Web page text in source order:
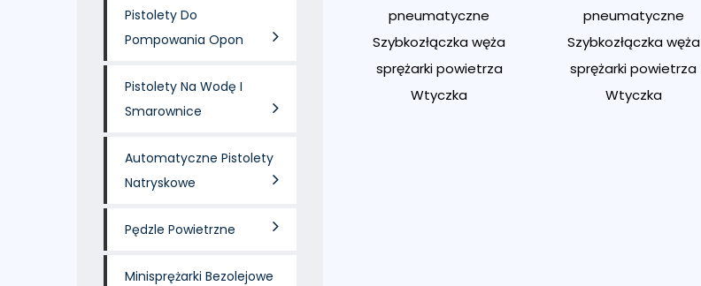
Pistolety Do
Pompowania Opon
Pistolety Na Wodę I
Smarownice
Automatyczne Pistolety
Natryskowe
Pędzle Powietrzne
Minisprężarki Bezolejowe
pneumatyczne
Szybkozłączka węża
sprężarki powietrza
Wtyczka
pneumatyczne
Szybkozłączka węża
sprężarki powietrza
Wtyczka